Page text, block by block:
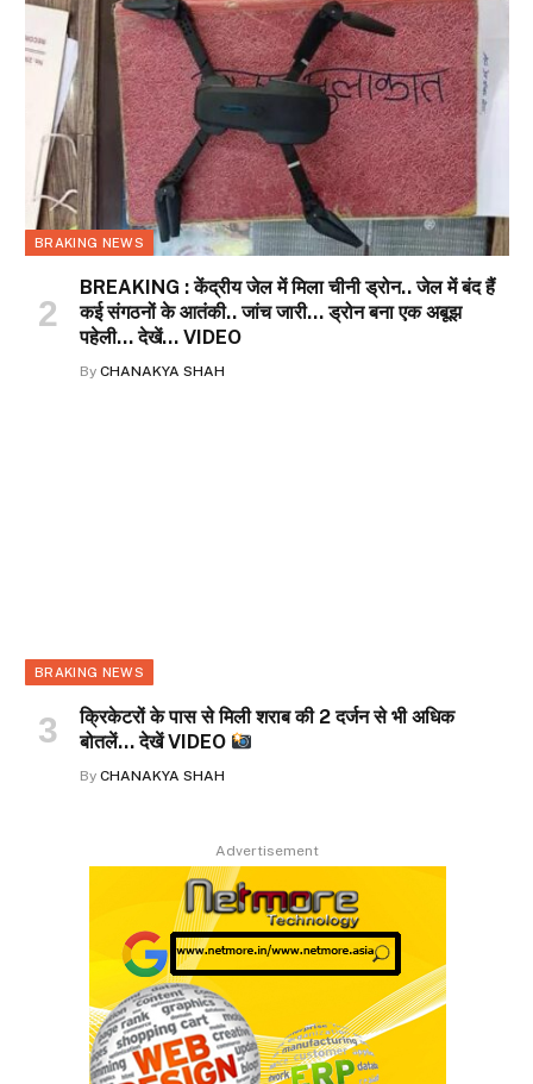
BRAKING NEWS
BREAKING : केंद्रीय जेल में मिला चीनी ड्रोन.. जेल में बंद हैं
कई संगठनों के आतंकी.. जांच जारी… ड्रोन बना एक अबूझ
पहेली… देखें… VIDEO
By CHANAKYA SHAH
BRAKING NEWS
क्रिकेटरों के पास से मिली शराब की 2 दर्जन से भी अधिक
बोतलें… देखें VIDEO
By CHANAKYA SHAH
Advertisement